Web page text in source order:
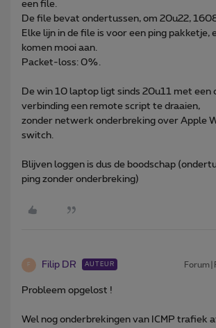
een file.
De file bevat ondertussen, om 20u22,
Elke lijn in de file is voor een ping pakketje,
komen mooi aan.
Packet-loss: 0%.
De win 10 laptop ligt sinds 20u11 met een
verbinding een remote script te draaien,
zonder netwerk onderbreking over Apple
switch.
Blijven loggen is dus de boodschap
ping zonder onderbreking)
F Filip DR AUTEUR
Probleem opgelost !
Wel nog onderbrekingen van ICMP trafiek